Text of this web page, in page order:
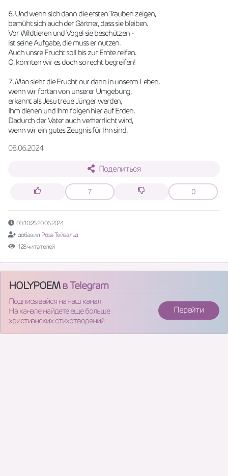
6. Und wenn sich dann die ersten Trauben zeigen,
bemüht sich auch der Gärtner, dass sie bleiben.
Vor Wildtieren und Vögel sie beschützen -
ist seine Aufgabe, die muss er nutzen.
Auch unsre Frucht soll bis zur Ernte reifen.
O, könnten wir es doch so recht begreifen!
7. Man sieht die Frucht nur dann in unserm Leben,
wenn wir fortan von unserer Umgebung,
erkannt als Jesu treue Jünger werden,
Ihm dienen und Ihm folgen hier auf Erden.
Dadurch der Vater auch verherrlicht wird,
wenn wir ein gutes Zeugnis für Ihn sind.
08.06.2024
Поделиться
7 0
00:10:26 20.06.2024
добавил: Роза Тейвальд
128 читателей
HOLYPOEMв Telegram
Подписывайся на наш канал
На канале найдете еще больше
христианских стихотворений
Перейти